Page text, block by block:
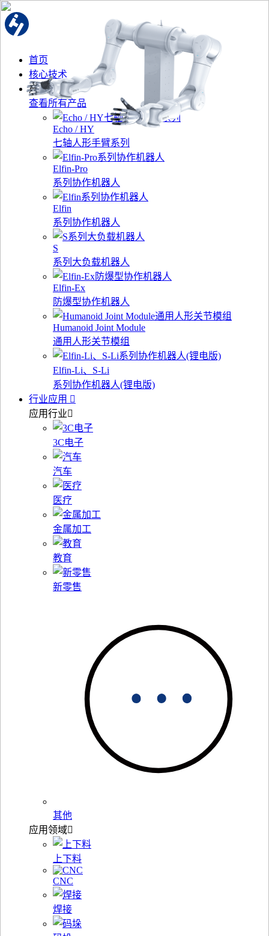
首页
核心技术
产品中心
查看所有产品
Echo / HY
七轴人形手臂系列
Elfin-Pro
系列协作机器人
Elfin
系列协作机器人
S
系列大负载机器人
Elfin-Ex
防爆型协作机器人
Humanoid Joint Module
通用人形关节模组
Elfin-Li、S-Li
系列协作机器人(锂电版)
行业应用
应用行业
3C电子
汽车
医疗
金属加工
教育
新零售
其他
应用领域
上下料
CNC
焊接